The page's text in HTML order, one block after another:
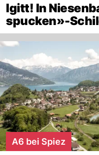
Igitt! In
spucken»-
A6 bei Spiez